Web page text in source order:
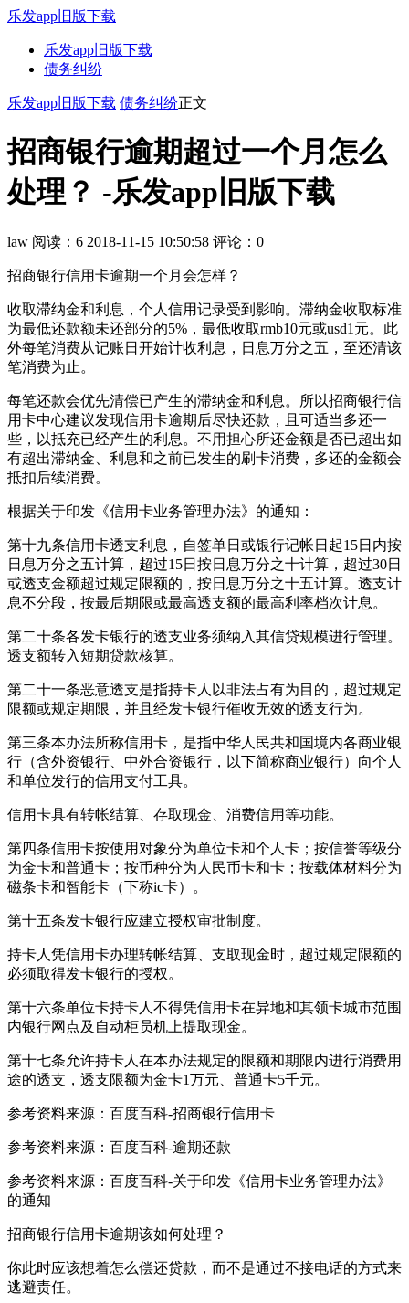
乐发app旧版下载
乐发app旧版下载
债务纠纷
乐发app旧版下载 债务纠纷正文
招商银行逾期超过一个月怎么
处理？ -乐发app旧版下载
law 阅读：6 2018-11-15 10:50:58 评论：0
招商银行信用卡逾期一个月会怎样？
收取滞纳金和利息，个人信用记录受到影响。滞纳金收取标准
为最低还款额未还部分的5%，最低收取rmb10元或usd1元。此
外每笔消费从记账日开始计收利息，日息万分之五，至还清该
笔消费为止。
每笔还款会优先清偿已产生的滞纳金和利息。所以招商银行信
用卡中心建议发现信用卡逾期后尽快还款，且可适当多还一
些，以抵充已经产生的利息。不用担心所还金额是否已超出如
有超出滞纳金、利息和之前已发生的刷卡消费，多还的金额会
抵扣后续消费。
根据关于印发《信用卡业务管理办法》的通知：
第十九条信用卡透支利息，自签单日或银行记帐日起15日内按
日息万分之五计算，超过15日按日息万分之十计算，超过30日
或透支金额超过规定限额的，按日息万分之十五计算。透支计
息不分段，按最后期限或最高透支额的最高利率档次计息。
第二十条各发卡银行的透支业务须纳入其信贷规模进行管理。
透支额转入短期贷款核算。
第二十一条恶意透支是指持卡人以非法占有为目的，超过规定
限额或规定期限，并且经发卡银行催收无效的透支行为。
第三条本办法所称信用卡，是指中华人民共和国境内各商业银
行（含外资银行、中外合资银行，以下简称商业银行）向个人
和单位发行的信用支付工具。
信用卡具有转帐结算、存取现金、消费信用等功能。
第四条信用卡按使用对象分为单位卡和个人卡；按信誉等级分
为金卡和普通卡；按币种分为人民币卡和卡；按载体材料分为
磁条卡和智能卡（下称ic卡）。
第十五条发卡银行应建立授权审批制度。
持卡人凭信用卡办理转帐结算、支取现金时，超过规定限额的
必须取得发卡银行的授权。
第十六条单位卡持卡人不得凭信用卡在异地和其领卡城市范围
内银行网点及自动柜员机上提取现金。
第十七条允许持卡人在本办法规定的限额和期限内进行消费用
途的透支，透支限额为金卡1万元、普通卡5千元。
参考资料来源：百度百科-招商银行信用卡
参考资料来源：百度百科-逾期还款
参考资料来源：百度百科-关于印发《信用卡业务管理办法》
的通知
招商银行信用卡逾期该如何处理？
你此时应该想着怎么偿还贷款，而不是通过不接电话的方式来
逃避责任。